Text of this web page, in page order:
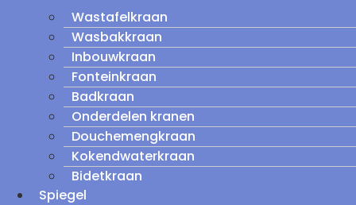
Wastafelkraan
Wasbakkraan
Inbouwkraan
Fonteinkraan
Badkraan
Onderdelen kranen
Douchemengkraan
Kokendwaterkraan
Bidetkraan
Spiegel